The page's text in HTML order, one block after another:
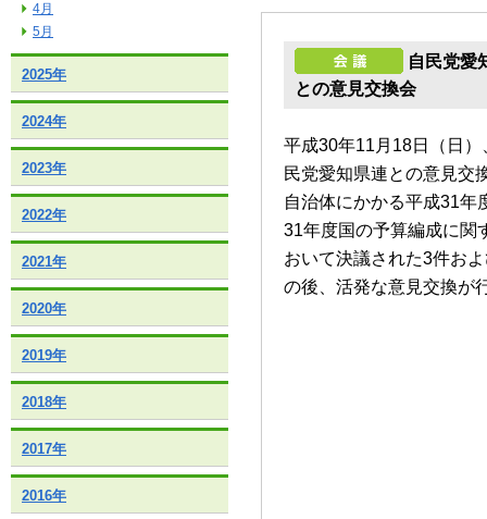
自民党愛
との意見交換会
平成30年11月18日（日
民党愛知県連との意見交
自治体にかかる平成31年
31年度国の予算編成に関
おいて決議された3件お
の後、活発な意見交換が
4月
5月
2025年
2024年
2023年
2022年
2021年
2020年
2019年
2018年
2017年
2016年